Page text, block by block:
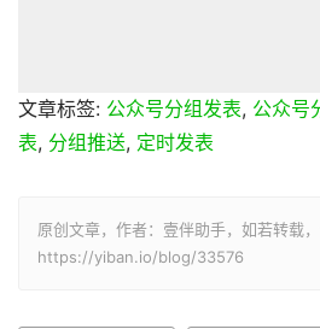
文章标签: 公众号分组发表, 公众号
表, 分组推送, 定时发表
原创文章，作者：壹伴助手，如若转载，
https://yiban.io/blog/33576